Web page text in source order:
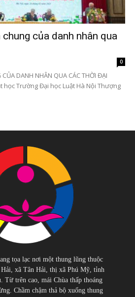
của danh nhân qua
0
DANH NHÂN QUA CÁC THỜI ĐẠI
học Trường Đại học Luật Hà Nội Thượng
tọa lạc nơi một thung lũng thuộc
xã Tân Hải, thị xã Phú Mỹ, tỉnh
Từ trên cao, mái Chùa thấp thoáng
Chầm chậm thả bộ xuống thung